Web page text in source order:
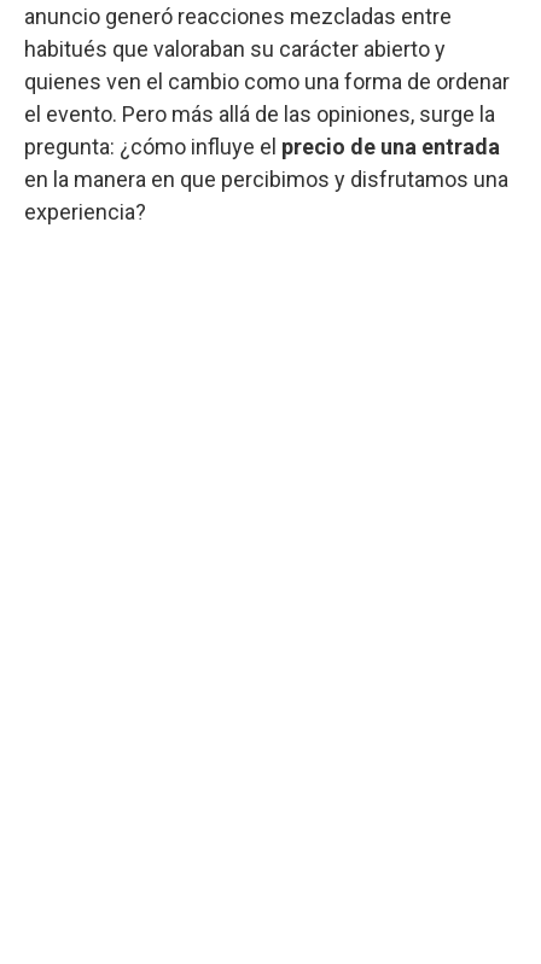
anuncio generó reacciones mezcladas entre
habitués que valoraban su carácter abierto y
quienes ven el cambio como una forma de ordenar
el evento. Pero más allá de las opiniones, surge la
pregunta: ¿cómo influye el precio de una entrada
en la manera en que percibimos y disfrutamos una
experiencia?